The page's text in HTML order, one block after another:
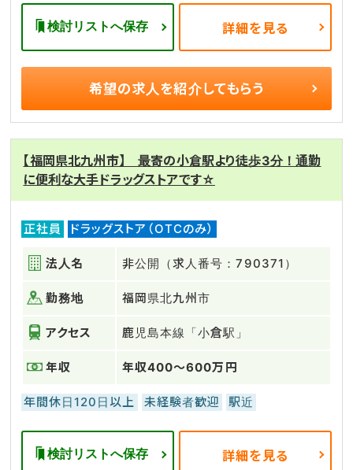
検討リストへ保存 詳細を見る
希望の求人を紹介してもらう
【福岡県北九州市】 最寄の小倉駅より徒歩3分！通勤
に便利な大手ドラッグストアです☆
正社員 ドラッグストア（OTCのみ）
法人名 非公開（求人番号：790371）
勤務地 福岡県北九州市
アクセス 鹿児島本線「小倉駅」
年収 年収400～600万円
年間休日120日以上 未経験者歓迎 駅近
検討リストへ保存 詳細を見る